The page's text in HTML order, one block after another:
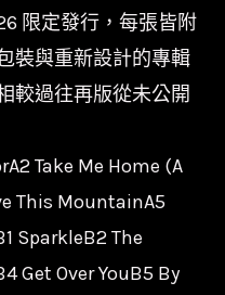
限定發行，每張皆附
裝與重新設計的專輯
較過往再版從未公開
Take Me Home (A
This MountainA5
SparkleB2 The
Get Over YouB5 By